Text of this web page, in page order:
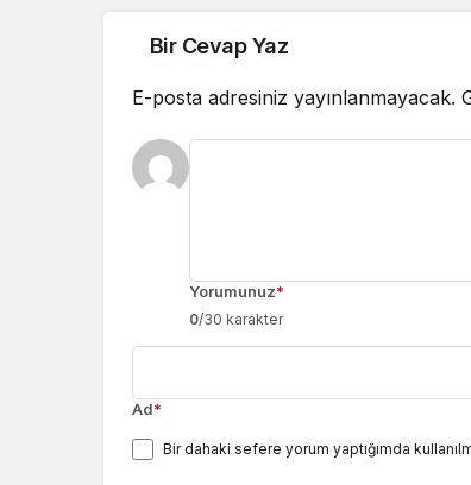
Bir Cevap Yaz
E-posta adresiniz yayınlanmayacak.
Yorumunuz*
0/30 karakter
Ad*
Bir dahaki sefere yorum yaptığımda